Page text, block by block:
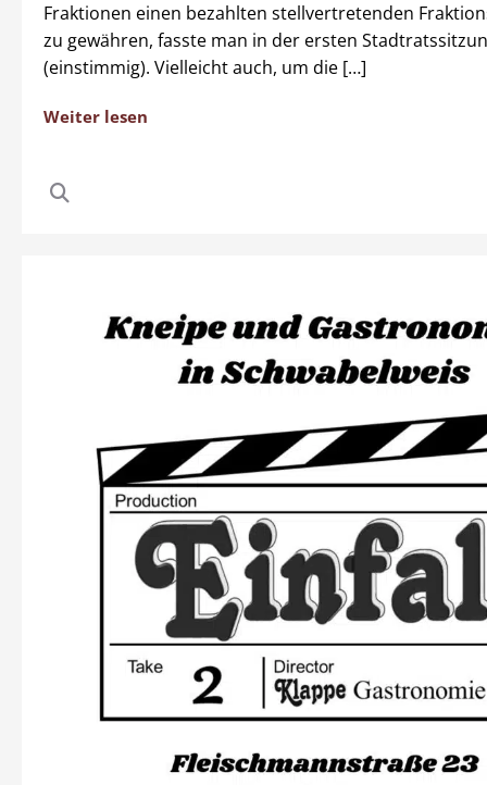
Fraktionen einen bezahlten stellvertretenden
zu gewähren, fasste man in der ersten
(einstimmig). Vielleicht auch, um die […]
Weiter lesen